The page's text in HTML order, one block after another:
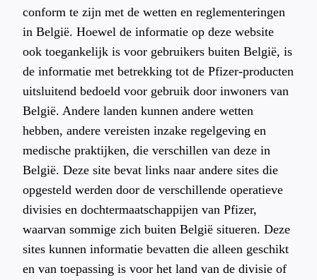
conform te zijn met de wetten en reglementeringen
in België. Hoewel de informatie op deze website
ook toegankelijk is voor gebruikers buiten België, is
de informatie met betrekking tot de Pfizer-producten
uitsluitend bedoeld voor gebruik door inwoners van
België. Andere landen kunnen andere wetten
hebben, andere vereisten inzake regelgeving en
medische praktijken, die verschillen van deze in
België. Deze site bevat links naar andere sites die
opgesteld werden door de verschillende operatieve
divisies en dochtermaatschappijen van Pfizer,
waarvan sommige zich buiten België situeren. Deze
sites kunnen informatie bevatten die alleen geschikt
en van toepassing is voor het land van de divisie of